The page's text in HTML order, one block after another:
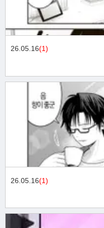
26.05.16(1)
26.05.16(1)